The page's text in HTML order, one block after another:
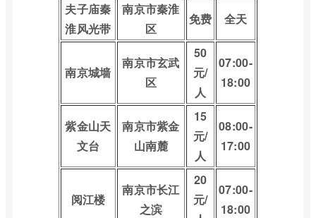
夫子庙秦
淮风光带
南京市秦淮
区
免费 全天
南京城墙
南京市玄武
区
50
元/
人
07:00-
18:00
紫金山天
文台
南京市紫金
山南麓
15
元/
人
08:00-
17:00
阅江楼
南京市长江
之滨
20
元/
07:00-
18:00